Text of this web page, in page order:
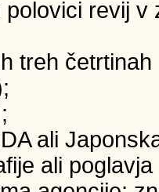
revij
treh
ali
ali